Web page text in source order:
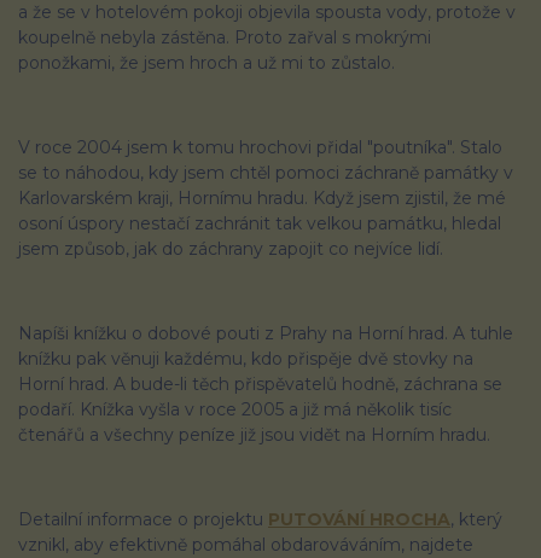
a že se v hotelovém pokoji objevila spousta vody, protože v
koupelně nebyla zástěna. Proto zařval s mokrými
ponožkami, že jsem hroch a už mi to zůstalo.
V roce 2004 jsem k tomu hrochovi přidal "poutníka". Stalo
se to náhodou, kdy jsem chtěl pomoci záchraně památky v
Karlovarském kraji, Hornímu hradu. Když jsem zjistil, že mé
osoní úspory nestačí zachránit tak velkou památku, hledal
jsem způsob, jak do záchrany zapojit co nejvíce lidí.
Napíši knížku o dobové pouti z Prahy na Horní hrad. A tuhle
knížku pak věnuji každému, kdo přispěje dvě stovky na
Horní hrad. A bude-li těch přispěvatelů hodně, záchrana se
podaří. Knížka vyšla v roce 2005 a již má několik tisíc
čtenářů a všechny peníze již jsou vidět na Horním hradu.
Detailní informace o projektu PUTOVÁNÍ HROCHA, který
vznikl, aby efektivně pomáhal obdarováváním, najdete